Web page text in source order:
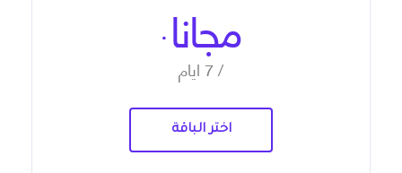
.مجانا
/ 7 ايام
اختر الباقة